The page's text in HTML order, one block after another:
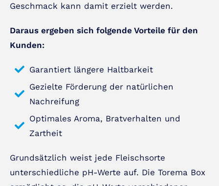
Geschmack kann damit erzielt werden.
Daraus ergeben sich folgende Vorteile für den
Kunden:
Garantiert längere Haltbarkeit
Gezielte Förderung der natürlichen
Nachreifung
Optimales Aroma, Bratverhalten und
Zartheit
Grundsätzlich weist jede Fleischsorte
unterschiedliche pH-Werte auf. Die Torema Box